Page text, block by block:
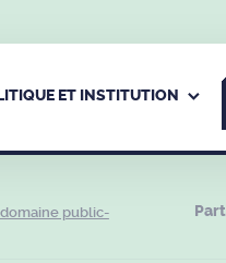
ET INSTITUTION
public-